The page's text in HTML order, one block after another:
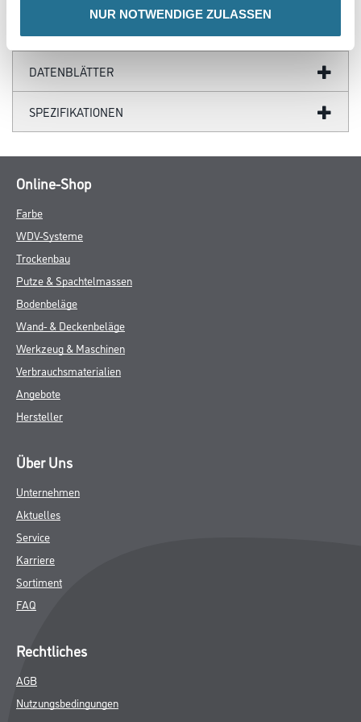
NUR NOTWENDIGE ZULASSEN
DATENBLÄTTER
SPEZIFIKATIONEN
Online-Shop
Farbe
WDV-Systeme
Trockenbau
Putze & Spachtelmassen
Bodenbeläge
Wand- & Deckenbeläge
Werkzeug & Maschinen
Verbrauchsmaterialien
Angebote
Hersteller
Über Uns
Unternehmen
Aktuelles
Service
Karriere
Sortiment
FAQ
Rechtliches
AGB
Nutzungsbedingungen